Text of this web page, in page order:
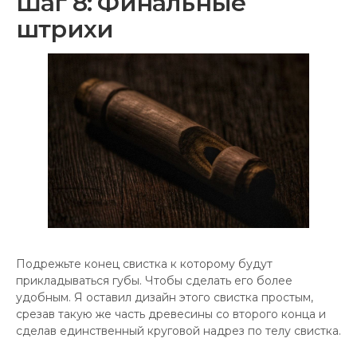
штрихи
Подрежьте конец свистка к которому будут
прикладываться губы. Чтобы сделать его более
удобным. Я оставил дизайн этого свистка простым,
срезав такую же часть древесины со второго конца и
сделав единственный круговой надрез по телу свистка.